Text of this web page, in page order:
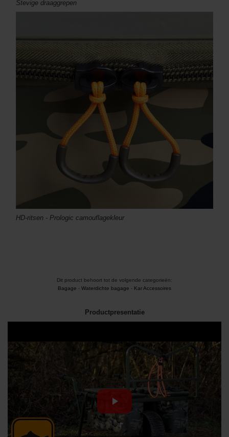
Stevige draaggrepen
HD-ritsen - Prologic camouflagekleur
Dit product behoort tot de volgende categorieën:
Bagage - Waterdichte bagage - Kar Accessoires
Productpresentatie